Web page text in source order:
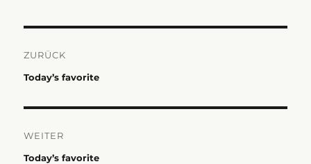
ZURÜCK
Vorheriger
Today’s favorite
WEITER
Nächster
Today’s favorite